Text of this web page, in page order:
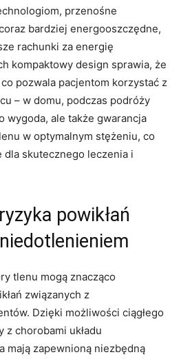
⁢przenośne‌
bardziej energooszczędne,
rachunki za energię
kompaktowy design sprawia, że
pozwala pacjentom korzystać z
– w domu, ‍podczas podróży
⁣wygoda, ale​ także ​gwarancja
w optymalnym⁢ stężeniu, co
‌dla skutecznego leczenia i
powikłań
tlenu mogą znacząco
związanych z
Dzięki możliwości ciągłego
chorobami układu
mają zapewnioną niezbędną